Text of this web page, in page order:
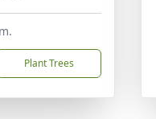
Plant Trees